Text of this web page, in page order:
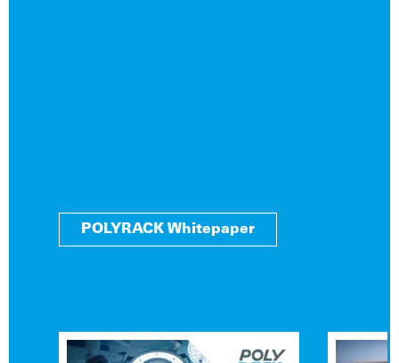
POLYRACK Whitepaper